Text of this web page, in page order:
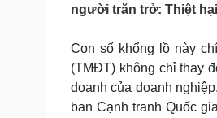
Sức khỏe
Dinh dưỡng - món ngon
Cây thuốc
Sản phụ khoa
người trăn trở: Thiệt
Con số khổng lồ này
(TMĐT) không chỉ thay
doanh của doanh
ban Cạnh tranh Quốc